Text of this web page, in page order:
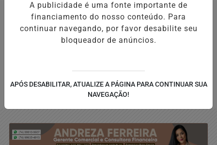
EM ALTA
A publicidade é uma fonte importante de
financiamento do nosso conteúdo. Para
continuar navegando, por favor desabilite seu
bloqueador de anúncios.
APÓS DESABILITAR, ATUALIZE A PÁGINA PARA CONTINUAR SUA
NAVEGAÇÃO!